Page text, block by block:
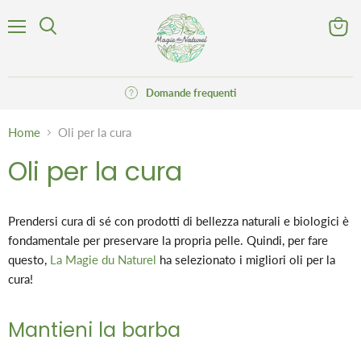
Domande frequenti
Home Oli per la cura
Oli per la cura
Prendersi cura di sé con prodotti di bellezza naturali e biologici è
fondamentale per preservare la propria pelle. Quindi, per fare
questo, La Magie du Naturel ha selezionato i migliori oli per la
cura!
Mantieni la barba